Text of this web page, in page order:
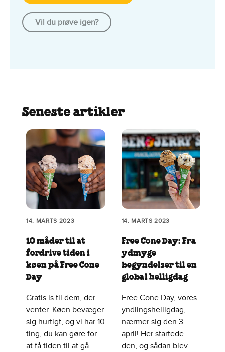
Vil du prøve igen?
Seneste artikler
14. MARTS 2023
10 måder til at
fordrive tiden i
køen på Free Cone
Day
Gratis is til dem, der
venter. Køen bevæger
sig hurtigt, og vi har 10
ting, du kan gøre for
at få tiden til at gå.
14. MARTS 2023
Free Cone Day: Fra
ydmyge
begyndelser til en
global helligdag
Free Cone Day, vores
yndlingshelligdag,
nærmer sig den 3.
april! Her startede
den, og sådan blev